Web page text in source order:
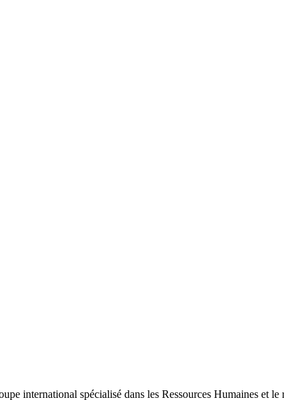
international spécialisé dans les Ressources Humaines et le